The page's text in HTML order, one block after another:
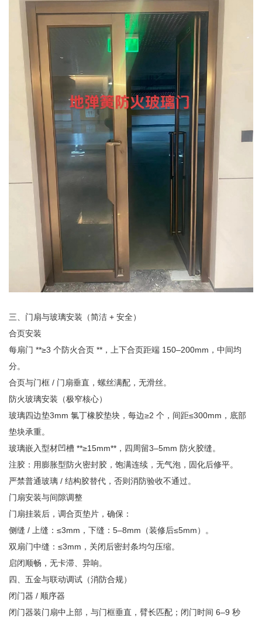
三、门扇与玻璃安装（简洁 + 安全）
合页安装
每扇门 **≥3 个防火合页 **，上下合页距端 150–200mm，中间均
分。
合页与门框 / 门扇垂直，螺丝满配，无滑丝。
防火玻璃安装（极窄核心）
玻璃四边垫3mm 氯丁橡胶垫块，每边≥2 个，间距≤300mm，底部
垫块承重。
玻璃嵌入型材凹槽 **≥15mm**，四周留3–5mm 防火胶缝。
注胶：用膨胀型防火密封胶，饱满连续，无气泡，固化后修平。
严禁普通玻璃 / 结构胶替代，否则消防验收不通过。
门扇安装与间隙调整
门扇挂装后，调合页垫片，确保：
侧缝 / 上缝：≤3mm，下缝：5–8mm（装修后≤5mm）。
双扇门中缝：≤3mm，关闭后密封条均匀压缩。
启闭顺畅，无卡滞、异响。
四、五金与联动调试（消防合规）
闭门器 / 顺序器
闭门器装门扇中上部，与门框垂直，臂长匹配；闭门时间 6–9 秒